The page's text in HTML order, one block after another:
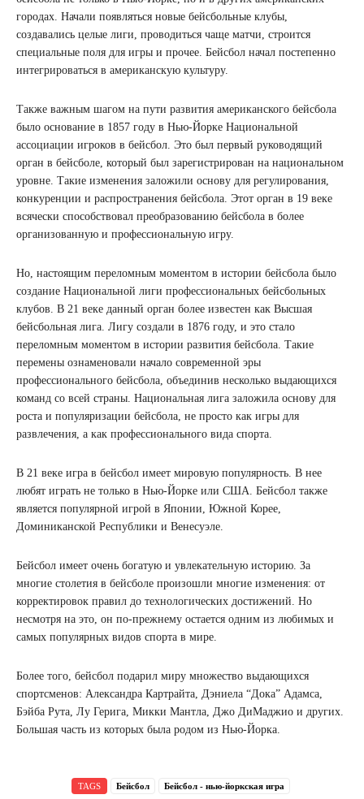
городах. Начали появляться новые бейсбольные клубы,
создавались целые лиги, проводиться чаще матчи, строится
специальные поля для игры и прочее. Бейсбол начал постепенно
интегрироваться в американскую культуру.
Также важным шагом на пути развития американского бейсбола
было основание в 1857 году в Нью-Йорке Национальной
ассоциации игроков в бейсбол. Это был первый руководящий
орган в бейсболе, который был зарегистрирован на национальном
уровне. Такие изменения заложили основу для регулирования,
конкуренции и распространения бейсбола. Этот орган в 19 веке
всячески способствовал преобразованию бейсбола в более
организованную и профессиональную игру.
Но, настоящим переломным моментом в истории бейсбола было
создание Национальной лиги профессиональных бейсбольных
клубов. В 21 веке данный орган более известен как Высшая
бейсбольная лига. Лигу создали в 1876 году, и это стало
переломным моментом в истории развития бейсбола. Такие
перемены ознаменовали начало современной эры
профессионального бейсбола, объединив несколько выдающихся
команд со всей страны. Национальная лига заложила основу для
роста и популяризации бейсбола, не просто как игры для
развлечения, а как профессионального вида спорта.
В 21 веке игра в бейсбол имеет мировую популярность. В нее
любят играть не только в Нью-Йорке или США. Бейсбол также
является популярной игрой в Японии, Южной Корее,
Доминиканской Республики и Венесуэле.
Бейсбол имеет очень богатую и увлекательную историю. За
многие столетия в бейсболе произошли многие изменения: от
корректировок правил до технологических достижений. Но
несмотря на это, он по-прежнему остается одним из любимых и
самых популярных видов спорта в мире.
Более того, бейсбол подарил миру множество выдающихся
спортсменов: Александра Картрайта, Дэниела “Дока” Адамса,
Бэйба Рута, Лу Герига, Микки Мантла, Джо ДиМаджио и других.
Большая часть из которых была родом из Нью-Йорка.
TAGS Бейсбол Бейсбол - нью-йоркская игра